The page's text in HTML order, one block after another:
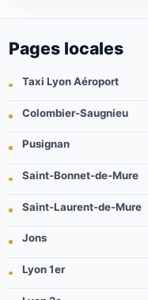
Pages locales
Taxi Lyon Aéroport
Colombier-Saugnieu
Pusignan
Saint-Bonnet-de-Mure
Saint-Laurent-de-Mure
Jons
Lyon 1er